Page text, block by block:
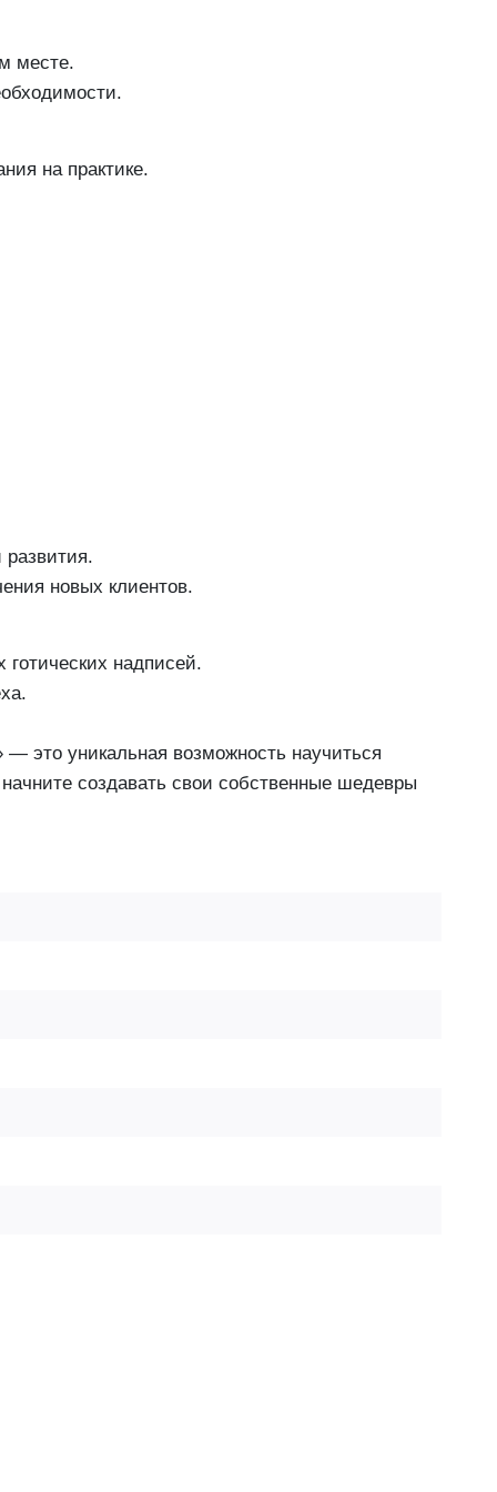
месте.
на практике.
развития.
новых клиентов.
надписей.
это уникальная возможность научиться
создавать свои собственные шедевры